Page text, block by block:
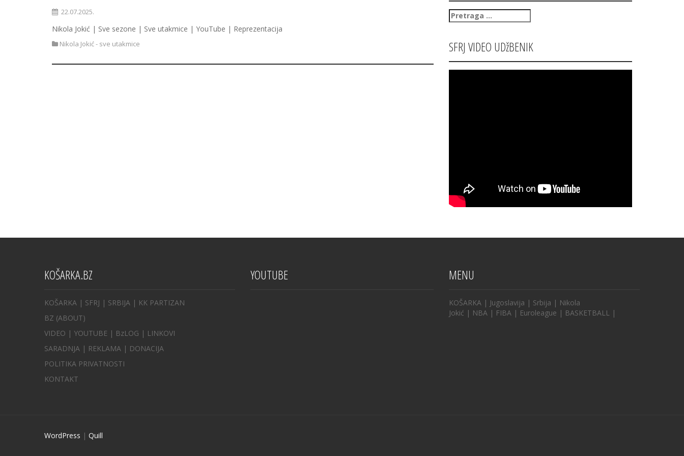
22.07.2025.
Nikola Jokić | Sve sezone | Sve utakmice | YouTube | Reprezentacija
Nikola Jokić - sve utakmice
Pretraga
za:
SFRJ VIDEO UDžBENIK
KOŠARKA.BZ
KOŠARKA | SFRJ | SRBIJA | KK PARTIZAN
BZ (ABOUT)
VIDEO | YOUTUBE | BzLOG | LINKOVI
SARADNJA | REKLAMA | DONACIJA
POLITIKA PRIVATNOSTI
KONTAKT
YOUTUBE MENU
KOŠARKA | Jugoslavija | Srbija | Nikola
Jokić | NBA | FIBA | Euroleague | BASKETBALL |
WordPress | Quill